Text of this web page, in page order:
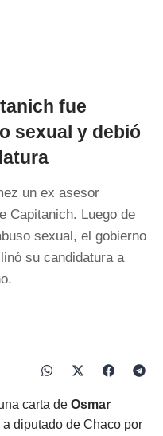
fue
sexual y debió
un ex asesor
Capitanich. Luego de
sexual, el gobierno
su candidatura a
carta de Osmar
diputado de Chaco por